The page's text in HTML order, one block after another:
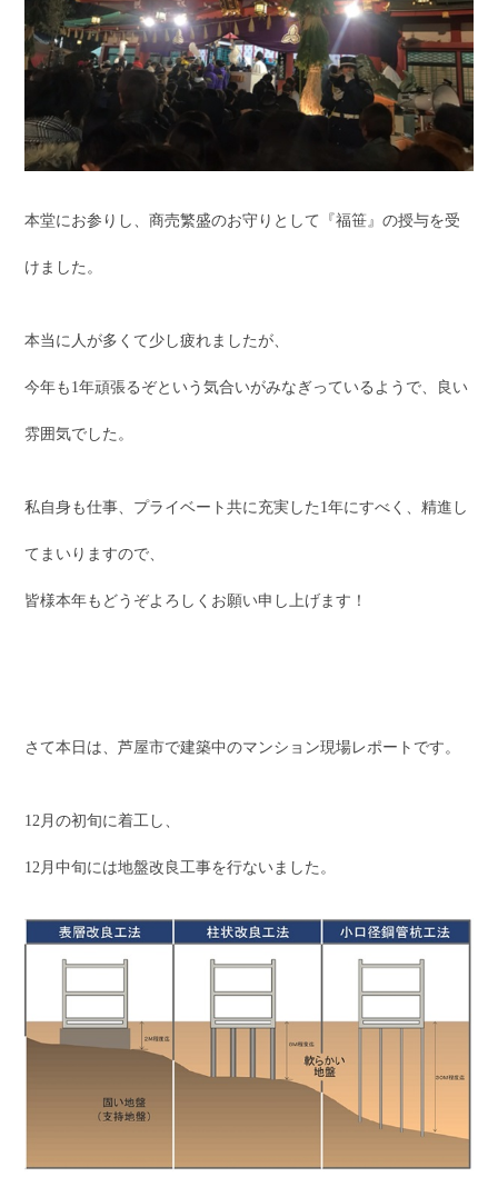
本堂にお参りし、商売繁盛のお守りとして『福笹』の授与を受
けました。
本当に人が多くて少し疲れましたが、
今年も1年頑張るぞという気合いがみなぎっているようで、良い
雰囲気でした。
私自身も仕事、プライベート共に充実した1年にすべく、精進し
てまいりますので、
皆様本年もどうぞよろしくお願い申し上げます！
さて本日は、芦屋市で建築中のマンション現場レポートです。
12月の初旬に着工し、
12月中旬には地盤改良工事を行ないました。